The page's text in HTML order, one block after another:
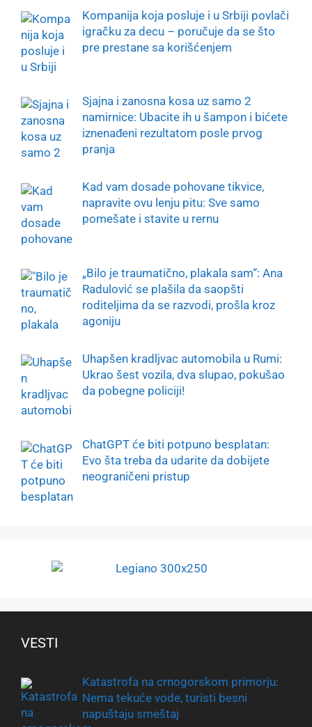
Kompanija koja posluje i u Srbiji povlači
igračku za decu – poručuje da se što
pre prestane sa korišćenjem
Sjajna i zanosna kosa uz samo 2
namirnice: Ubacite ih u šampon i bićete
iznenađeni rezultatom posle prvog
pranja
Kad vam dosade pohovane tikvice,
napravite ovu lenju pitu: Sve samo
pomešate i stavite u rernu
„Bilo je traumatično, plakala sam“: Ana
Radulović se plašila da saopšti
roditeljima da se razvodi, prošla kroz
agoniju
Uhapšen kradljvac automobila u Rumi:
Ukrao šest vozila, dva slupao, pokušao
da pobegne policiji!
ChatGPT će biti potpuno besplatan:
Evo šta treba da udarite da dobijete
neograničeni pristup
VESTI
Katastrofa na crnogorskom primorju:
Nema tekuće vode, turisti besni
napuštaju smeštaj